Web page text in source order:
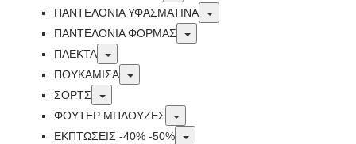
ΠΑΝΤΕΛΟΝΙΑ ΥΦΑΣΜΑΤΙΝΑ
Toggle
ΠΑΝΤΕΛΟΝΙΑ ΦΟΡΜΑΣ
Toggle
ΠΛΕΚΤΑ
Toggle
ΠΟΥΚΑΜΙΣΑ
Toggle
ΣΟΡΤΣ
Toggle
ΦΟΥΤΕΡ ΜΠΛΟΥΖΕΣ
Toggle
ΕΚΠΤΏΣΕΙΣ -40% -50%
Toggle